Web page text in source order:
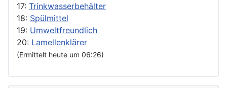
17: Trinkwasserbehälter
18: Spülmittel
19: Umweltfreundlich
20: Lamellenklärer
(Ermittelt heute um 06:26)